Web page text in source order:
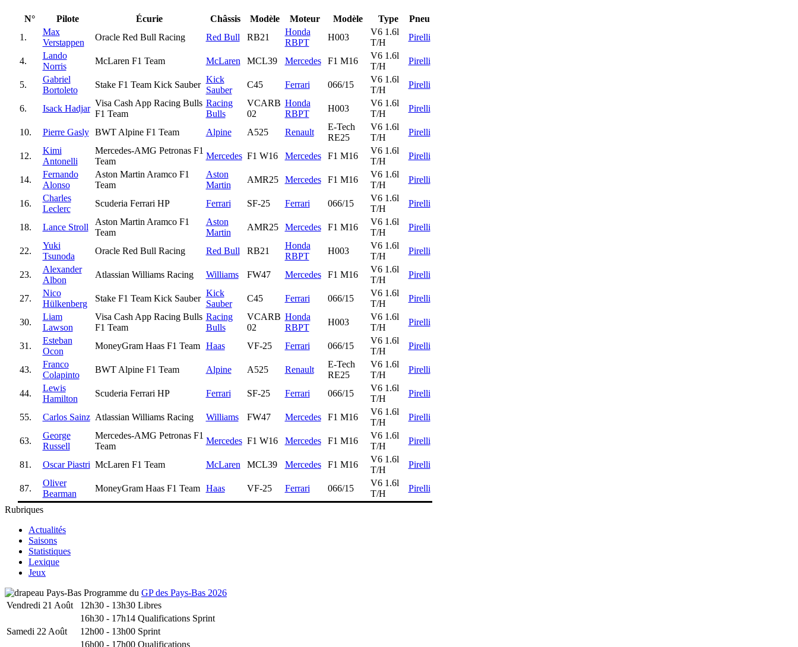
N° Pilote Écurie Châssis Modèle Moteur Modèle Type
Pneu
1.
Max
Verstappen
Oracle Red Bull Racing Red Bull RB21
Honda
RBPT
H003
V6 1.6l
T/H
Pirelli
4.
Lando
Norris
McLaren F1 Team McLaren MCL39 Mercedes F1 M16
V6 1.6l
T/H
Pirelli
5.
Gabriel
Bortoleto
Stake F1 Team Kick Sauber
Kick
Sauber
C45 Ferrari 066/15
V6 1.6l
T/H
Pirelli
6. Isack Hadjar
Visa Cash App Racing Bulls
F1 Team
Racing
Bulls
VCARB
02
Honda
RBPT
H003
V6 1.6l
T/H
Pirelli
10. Pierre Gasly BWT Alpine F1 Team Alpine A525 Renault
E-Tech
RE25
V6 1.6l
T/H
Pirelli
12.
Kimi
Antonelli
Mercedes-AMG Petronas F1
Team
Mercedes F1 W16 Mercedes F1 M16
V6 1.6l
T/H
Pirelli
14.
Fernando
Alonso
Aston Martin Aramco F1
Team
Aston
Martin
AMR25 Mercedes F1 M16
V6 1.6l
T/H
Pirelli
16.
Charles
Leclerc
Scuderia Ferrari HP Ferrari SF-25 Ferrari 066/15
V6 1.6l
T/H
Pirelli
18. Lance Stroll
Aston Martin Aramco F1
Team
Aston
Martin
AMR25 Mercedes F1 M16
V6 1.6l
T/H
Pirelli
22.
Yuki
Tsunoda
Oracle Red Bull Racing Red Bull RB21
Honda
RBPT
H003
V6 1.6l
T/H
Pirelli
23.
Alexander
Albon
Atlassian Williams Racing Williams FW47 Mercedes F1 M16
V6 1.6l
T/H
Pirelli
27.
Nico
Hülkenberg
Stake F1 Team Kick Sauber
Kick
Sauber
C45 Ferrari 066/15
V6 1.6l
T/H
Pirelli
30.
Liam
Lawson
Visa Cash App Racing Bulls
F1 Team
Racing
Bulls
VCARB
02
Honda
RBPT
H003
V6 1.6l
T/H
Pirelli
31.
Esteban
Ocon
MoneyGram Haas F1 Team Haas VF-25 Ferrari 066/15
V6 1.6l
T/H
Pirelli
43.
Franco
Colapinto
BWT Alpine F1 Team Alpine A525 Renault
E-Tech
RE25
V6 1.6l
T/H
Pirelli
44.
Lewis
Hamilton
Scuderia Ferrari HP Ferrari SF-25 Ferrari 066/15
V6 1.6l
T/H
Pirelli
55. Carlos Sainz Atlassian Williams Racing Williams FW47 Mercedes F1 M16
V6 1.6l
T/H
Pirelli
63.
George
Russell
Mercedes-AMG Petronas F1
Team
Mercedes F1 W16 Mercedes F1 M16
V6 1.6l
T/H
Pirelli
81. Oscar Piastri McLaren F1 Team McLaren MCL39 Mercedes F1 M16
V6 1.6l
T/H
Pirelli
87.
Oliver
Bearman
MoneyGram Haas F1 Team Haas VF-25 Ferrari 066/15
V6 1.6l
T/H
Pirelli
Rubriques
Actualités
Saisons
Statistiques
Lexique
Jeux
Programme du GP des Pays-Bas 2026
Vendredi 21 Août
12h30 - 13h30 Libres
16h30 - 17h14 Qualifications Sprint
Samedi 22 Août
12h00 - 13h00 Sprint
16h00 - 17h00 Qualifications